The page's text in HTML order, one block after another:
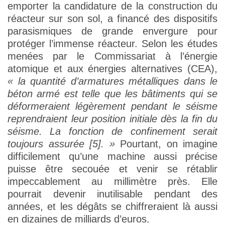
emporter la candidature de la construction du
réacteur sur son sol, a financé des dispositifs
parasismiques de grande envergure pour
protéger l’immense réacteur. Selon les études
menées par le Commissariat à l’énergie
atomique et aux énergies alternatives (CEA),
« la quantité d’armatures métalliques dans le
béton armé est telle que les bâtiments qui se
déformeraient légèrement pendant le séisme
reprendraient leur position initiale dès la fin du
séisme. La fonction de confinement serait
toujours assurée [5]. »Pourtant, on imagine
difficilement qu’une machine aussi précise
puisse être secouée et venir se rétablir
impeccablement au millimètre près. Elle
pourrait devenir inutilisable pendant des
années, et les dégâts se chiffreraient là aussi
en dizaines de milliards d’euros.